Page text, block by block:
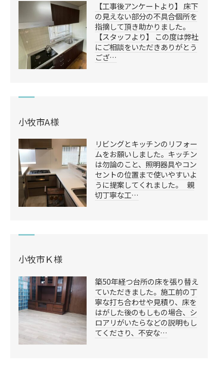
【工事後アンケートより】 床下
の見えない部分の不具合個所を
指摘して頂き助かりました。
【スタッフより】 この度は弊社
にご相談をいただきありがとう
ござ…
小牧市A様
リビングとキッチンのリフォー
ムをお願いしました。キッチン
は勿論のこと、照明器具やコン
セントの位置まで使いやすいよ
うに提案してくれました。 親
切丁寧な工…
小牧市Ｋ様
築50年経つ台所の床を張り替え
ていただきました。施工前の丁
寧な打ち合わせや見積り、床を
はがした後のもしもの場合、シ
ロアリがいたらなどの説明もし
てくださり、不安な…